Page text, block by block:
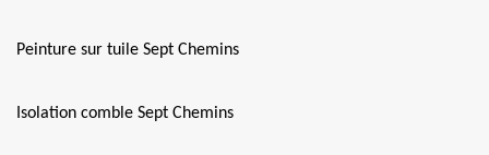
Peinture sur tuile Sept Chemins
Isolation comble Sept Chemins